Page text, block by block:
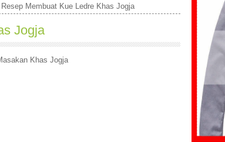
Resep Membuat Kue Ledre Khas Jogja
Jogja
Khas Jogja